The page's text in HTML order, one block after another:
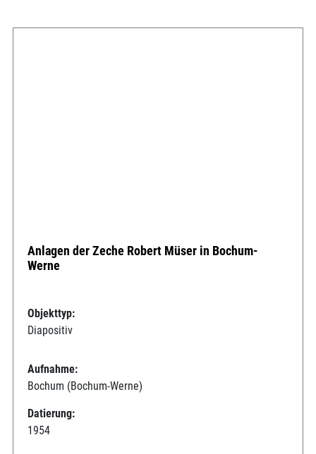
Anlagen der Zeche Robert Müser in Bochum-
Werne
Objekttyp:
Diapositiv
Aufnahme:
Bochum (Bochum-Werne)
Datierung:
1954